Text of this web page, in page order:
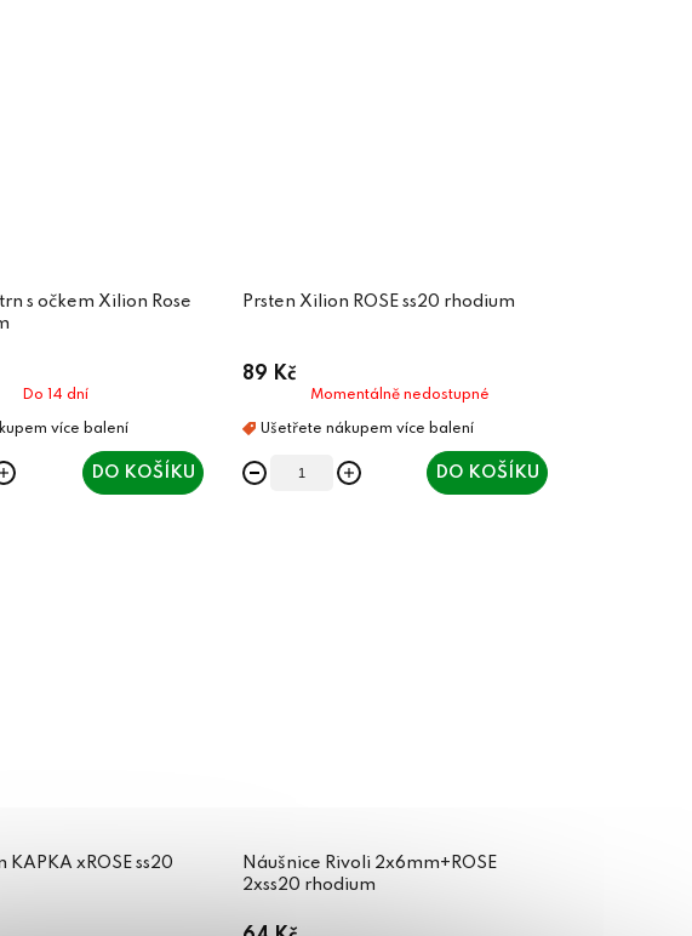
s očkem Xilion Rose
Do 14 dní
DO KOŠÍKU
Prsten Xilion ROSE ss20 rhodium
89 Kč
Momentálně nedostupné
DO KOŠÍKU
KAPKA xROSE ss20
Náušnice Rivoli 2x6mm+ROSE
2xss20 rhodium